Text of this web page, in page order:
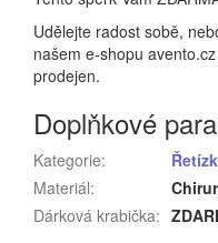
Udělejte radost sobě,
našem e-shopu
prodejen.
Doplňkové
Kategorie:
Materiál:
Dárková krabička: